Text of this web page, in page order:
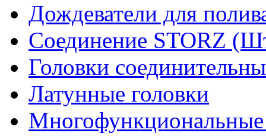
Дождеватели для
Соединение STORZ
Головки
Латунные головки